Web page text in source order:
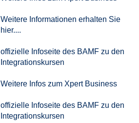
Weitere Informationen erhalten Sie
hier....
offizielle Infoseite des BAMF zu den
Integrationskursen
Weitere Infos zum Xpert Business
offizielle Infoseite des BAMF zu den
Integrationskursen